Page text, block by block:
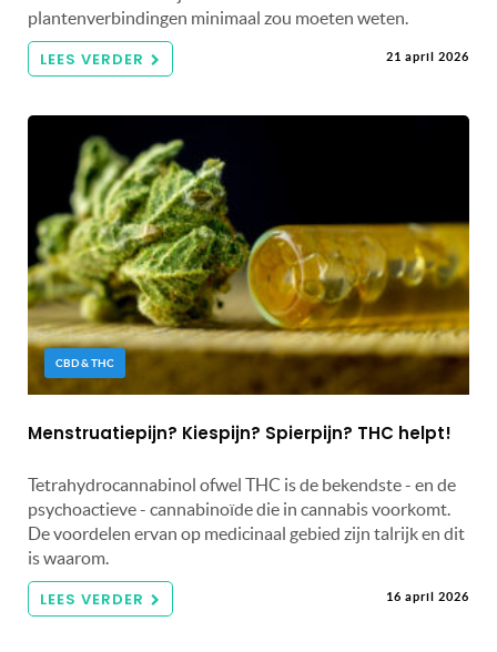
plantenverbindingen minimaal zou moeten weten.
LEES VERDER 21 april 2026
CBD & THC
Menstruatiepijn? Kiespijn? Spierpijn? THC helpt!
Tetrahydrocannabinol ofwel THC is de bekendste - en de
psychoactieve - cannabinoïde die in cannabis voorkomt.
De voordelen ervan op medicinaal gebied zijn talrijk en dit
is waarom.
LEES VERDER 16 april 2026